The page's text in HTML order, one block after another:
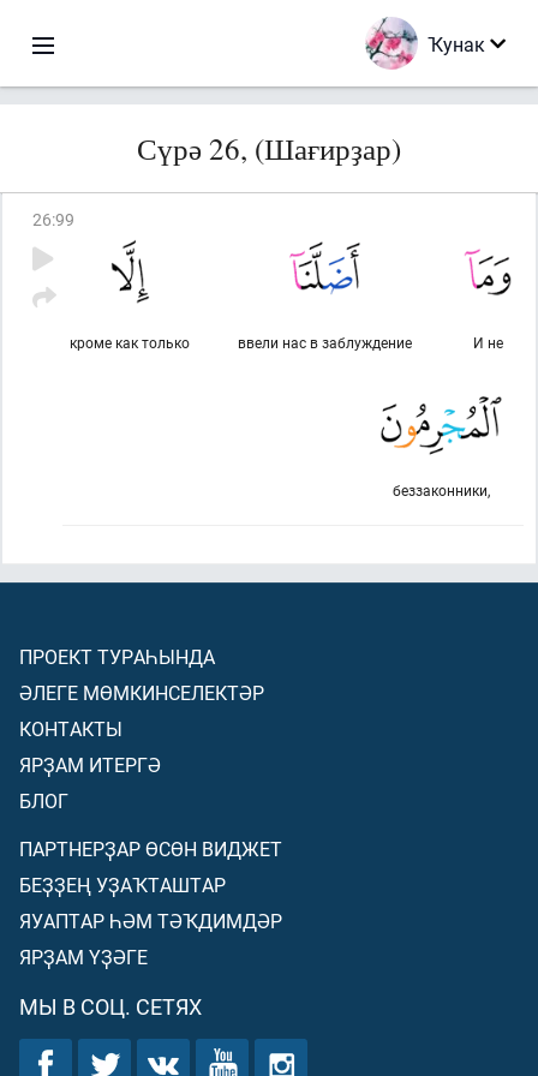
Ҡунак
Сүрә 26, (Шағирҙар)
26:99
И не
ввели нас в заблуждение
кроме как только
беззаконники,
ПРОЕКТ ТУРАҺЫНДА
ӘЛЕГЕ МӨМКИНСЕЛЕКТӘР
КОНТАКТЫ
ЯРҘАМ ИТЕРГӘ
БЛОГ
ПАРТНЕРҘАР ӨСӨН ВИДЖЕТ
БЕҘҘЕҢ УҘАҠТАШТАР
ЯУАПТАР ҺӘМ ТӘҠДИМДӘР
ЯРҘАМ ҮҘӘГЕ
МЫ В СОЦ. СЕТЯХ